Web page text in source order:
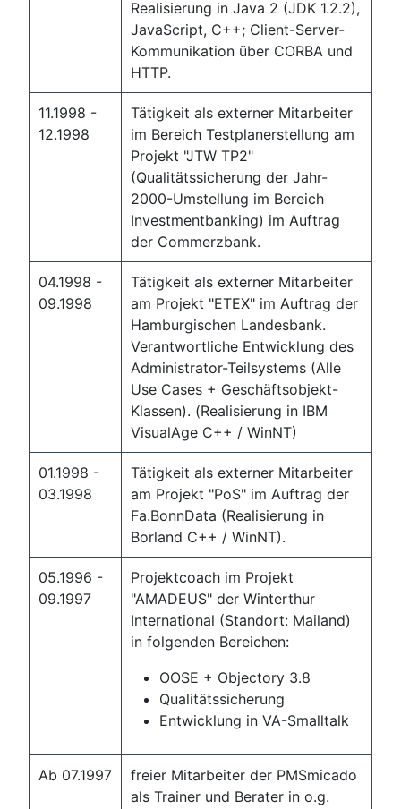
Realisierung in Java 2 (JDK 1.2.2),
JavaScript, C++; Client-Server-
Kommunikation über CORBA und
HTTP.
11.1998 -
12.1998
Tätigkeit als externer Mitarbeiter
im Bereich Testplanerstellung am
Projekt "JTW TP2"
(Qualitätssicherung der Jahr-
2000-Umstellung im Bereich
Investmentbanking) im Auftrag
der Commerzbank.
04.1998 -
09.1998
Tätigkeit als externer Mitarbeiter
am Projekt "ETEX" im Auftrag der
Hamburgischen Landesbank.
Verantwortliche Entwicklung des
Administrator-Teilsystems (Alle
Use Cases + Geschäftsobjekt-
Klassen). (Realisierung in IBM
VisualAge C++ / WinNT)
01.1998 -
03.1998
Tätigkeit als externer Mitarbeiter
am Projekt "PoS" im Auftrag der
Fa.BonnData (Realisierung in
Borland C++ / WinNT).
05.1996 -
09.1997
Projektcoach im Projekt
"AMADEUS" der Winterthur
International (Standort: Mailand)
in folgenden Bereichen:
OOSE + Objectory 3.8
Qualitätssicherung
Entwicklung in VA-Smalltalk
Ab 07.1997
freier Mitarbeiter der PMSmicado
als Trainer und Berater in o.g.